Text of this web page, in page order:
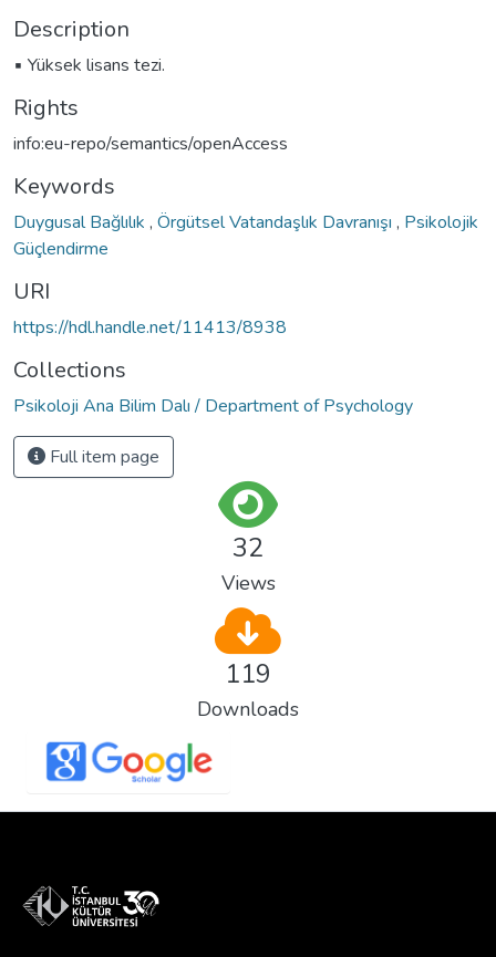
Description
▪ Yüksek lisans tezi.
Rights
info:eu-repo/semantics/openAccess
Keywords
Duygusal Bağlılık , Örgütsel Vatandaşlık Davranışı , Psikolojik
Güçlendirme
URI
https://hdl.handle.net/11413/8938
Collections
Psikoloji Ana Bilim Dalı / Department of Psychology
Full item page
32
Views
119
Downloads